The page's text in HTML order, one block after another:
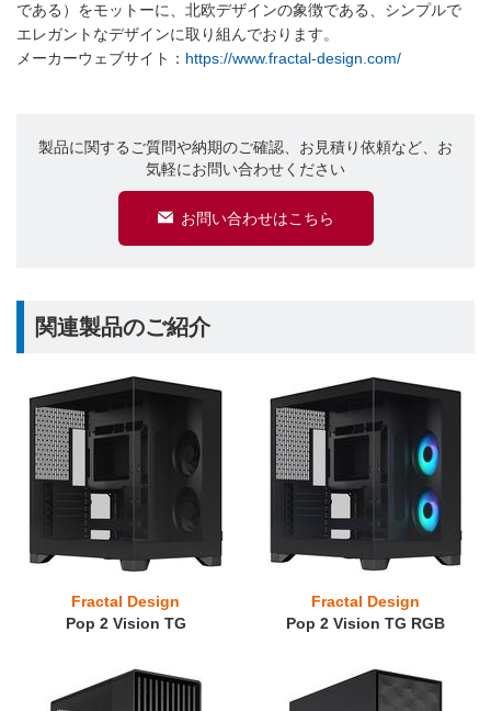
である）をモットーに、北欧デザインの象徴である、シンプルで
エレガントなデザインに取り組んでおります。
メーカーウェブサイト： https://www.fractal-design.com/
製品に関するご質問や納期のご確認、お見積り依頼など、お
気軽にお問い合わせください
お問い合わせはこちら
関連製品のご紹介
Fractal Design
Pop 2 Vision TG
Fractal Design
Pop 2 Vision TG RGB